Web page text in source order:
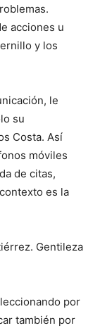
acciones u
y los
le
su
Costa. Así
móviles
de citas,
es la
Gentileza
por
también por